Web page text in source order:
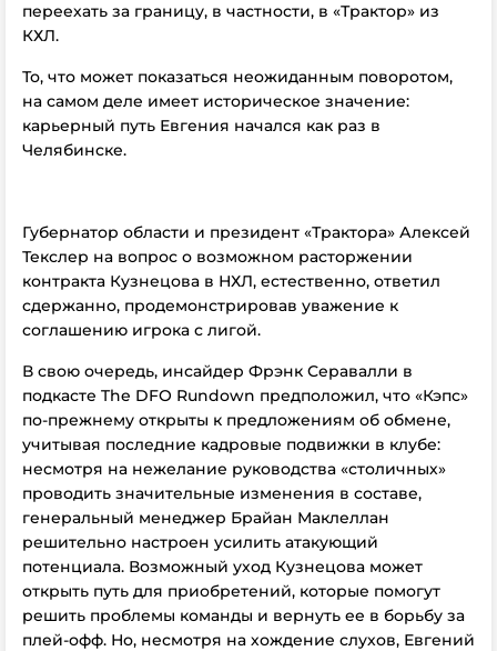
переехать за границу, в частности, в «Трактор» из
КХЛ.
То, что может показаться неожиданным поворотом,
на самом деле имеет историческое значение:
карьерный путь Евгения начался как раз в
Челябинске.
Губернатор области и президент «Трактора» Алексей
Текслер на вопрос о возможном расторжении
контракта Кузнецова в НХЛ, естественно, ответил
сдержанно, продемонстрировав уважение к
соглашению игрока с лигой.
В свою очередь, инсайдер Фрэнк Серавалли в
подкасте The DFO Rundown предположил, что «Кэпс»
по-прежнему открыты к предложениям об обмене,
учитывая последние кадровые подвижки в клубе:
несмотря на нежелание руководства «столичных»
проводить значительные изменения в составе,
генеральный менеджер Брайан Маклеллан
решительно настроен усилить атакующий
потенциала. Возможный уход Кузнецова может
открыть путь для приобретений, которые помогут
решить проблемы команды и вернуть ее в борьбу за
плей-офф. Но, несмотря на хождение слухов, Евгений